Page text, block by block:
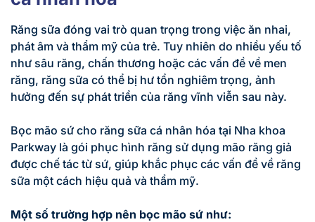
Răng sữa đóng vai trò quan trọng trong việc ăn nhai,
phát âm và thẩm mỹ của trẻ. Tuy nhiên do nhiều yếu tố
như sâu răng, chấn thương hoặc các vấn đề về men
răng, răng sữa có thể bị hư tổn nghiêm trọng, ảnh
hưởng đến sự phát triển của răng vĩnh viễn sau này.
Bọc mão sứ cho răng sữa cá nhân hóa tại Nha khoa
Parkway là gói phục hình răng sử dụng mão răng giả
được chế tác từ sứ, giúp khắc phục các vấn đề về răng
sữa một cách hiệu quả và thẩm mỹ.
Một số trường hợp nên bọc mão sứ như: